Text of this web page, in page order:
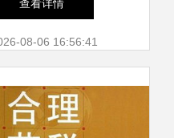
查看详情
08-06 16:56:41